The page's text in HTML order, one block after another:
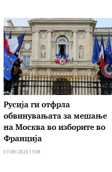
Русија ги отфрла
обвинувањата за мешање
на Москва во изборите во
Франција
07/08/2026 15:08